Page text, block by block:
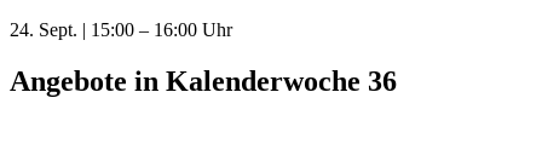
24. Sept. | 15:00 – 16:00 Uhr
Angebote in Kalenderwoche 36